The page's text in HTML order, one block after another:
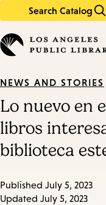
Search Catalog
in
keywords
NEWS AND STORIES
Lo nuevo en
libros
biblioteca
Published July 5, 2023
Updated July 5, 2023